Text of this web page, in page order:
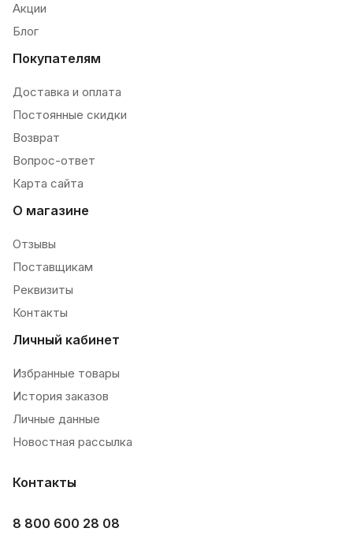
Акции
Блог
Покупателям
Доставка и оплата
Постоянные скидки
Возврат
Вопрос-ответ
Карта сайта
О магазине
Отзывы
Поставщикам
Реквизиты
Контакты
Личный кабинет
Избранные товары
История заказов
Личные данные
Новостная рассылка
Контакты
8 800 600 28 08